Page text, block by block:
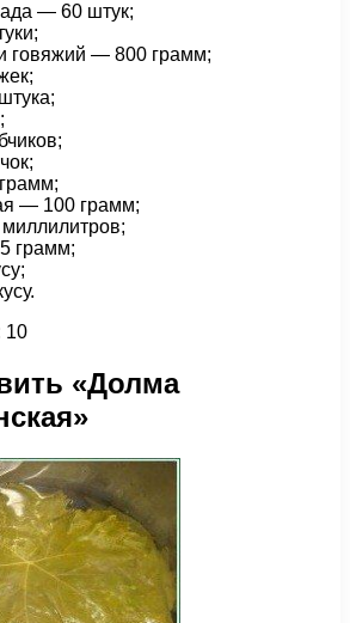
— 60 штук;
говяжий — 800 грамм;
— 100 грамм;
грамм;
10
«Долма